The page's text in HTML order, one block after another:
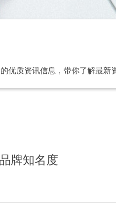
优质资讯信息，带你了解最新
牌知名度